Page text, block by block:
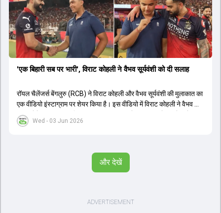
Wed - 03 Jun 2026
'एक बिहारी सब पर भारी', विराट कोहली ने वैभव सूर्यवंशी को दी सलाह
रॉयल चैलेंजर्स बेंगलुरु (RCB) ने विराट कोहली और वैभव सूर्यवंशी की मुलाकात का
एक वीडियो इंस्टाग्राम पर शेयर किया है। इस वीडियो में विराट कोहली ने वैभव को
सलाह देते हुए कहा, 'एक बिहारी सब पर भारी। बस गेम खत्म।' कोहली ने उन्हें खुद
पर विश्वास रखने और नकारात्मक बातों पर ध्यान न देने की सलाह दी। आईपीएल
सीरीज खेलेंगे। वहीं, विराट कोहली लंदन रवाना हो गए हैं और अगली वनडे सीरीज में
और देखें